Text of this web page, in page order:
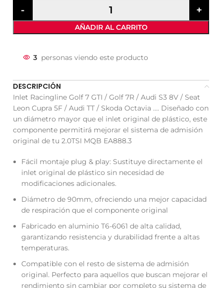
AÑADIR AL CARRITO
3 personas viendo este producto
DESCRIPCIÓN
Inlet Racingline Golf 7 GTI / Golf 7R / Audi S3 8V / Seat
Leon Cupra 5F / Audi TT / Skoda Octavia …. Diseñado con
un diámetro mayor que el inlet original de plástico, este
componente permitirá mejorar el sistema de admisión
original de tu 2.0TSI MQB EA888.3
Fácil montaje plug & play: Sustituye directamente el
inlet original de plástico sin necesidad de
modificaciones adicionales.
Diámetro de 90mm, ofreciendo una mejor capacidad
de respiración que el componente original
Fabricado en aluminio T6-6061 de alta calidad,
garantizando resistencia y durabilidad frente a altas
temperaturas.
Compatible con el resto de sistema de admisión
original. Perfecto para aquellos que buscan mejorar el
rendimiento sin cambiar por completo su sistema de